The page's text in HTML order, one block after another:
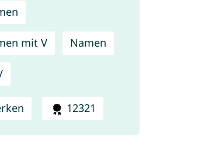
mit V Namen
12321